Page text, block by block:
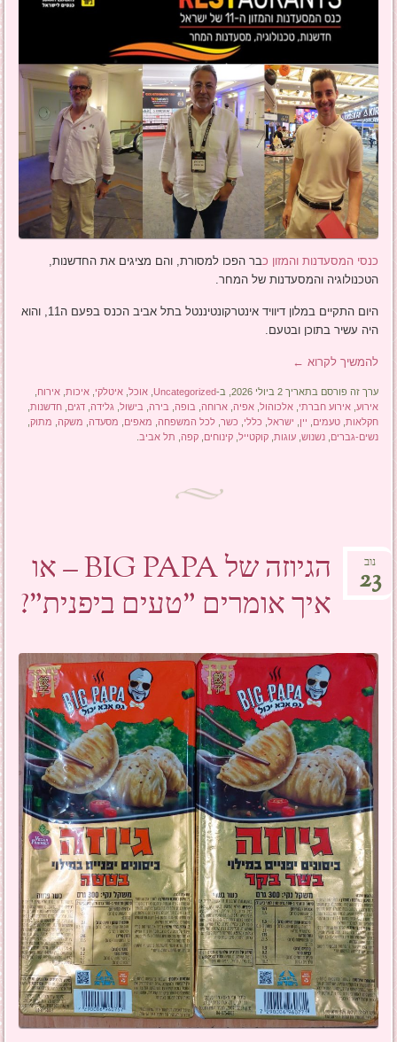
כנסי המסעדנות והמזון כבר הפכו למסורת, והם מציגים את החדשנות,
הטכנולוגיה והמסעדנות של המחר.
היום התקיים במלון דיוויד אינטרקונטיננטל בתל אביב הכנס בפעם ה11, והוא
היה עשיר בתוכן ובטעם.
להמשיך לקרוא ←
ערך זה פורסם בתאריך 2 ביולי 2026, ב- Uncategorized
,אוכל ,איטלקי ,איכות ,אירוח
אירוע ,אירוע חברתי ,אלכוהול ,אפיה ,ארוחה בופה בירה בישול גלידה ,דגים ,חדשנות
חקלאות ,טעמים יין ישראל כללי כשר ,לכל המשפחה מאפים מסעדה משקה מתוק
נשים-גברים ,נשנוש ,עוגות ,קוקטייל ,קינוחים ,קפה תל אביב
הגיוזה של BIG PAPA – או
איך אומרים "טעים ביפנית"?
נוב
23